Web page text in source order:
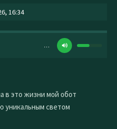
16:34
…
в это жизни мой обот
уникальным светом